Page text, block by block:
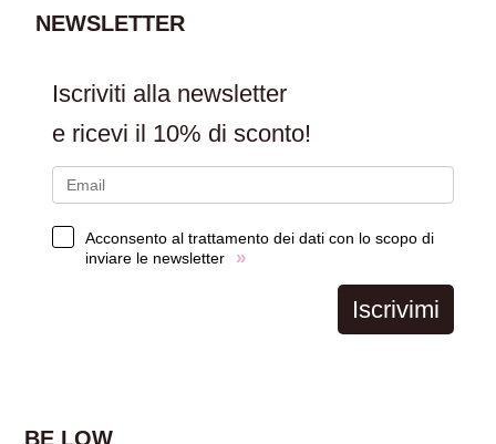
NEWSLETTER
Iscriviti alla newsletter
e ricevi il 10% di sconto!
Acconsento al trattamento dei dati con lo scopo di
inviare le newsletter
»
Iscrivimi
BE LOW